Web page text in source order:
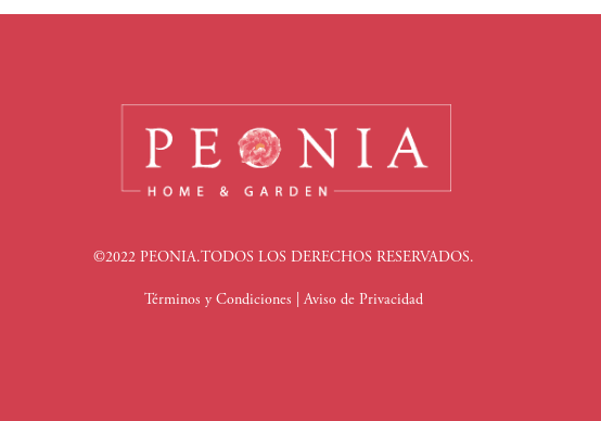
©2022 PEONIA.TODOS LOS DERECHOS RESERVADOS.
Términos y Condiciones Aviso de Privacidad